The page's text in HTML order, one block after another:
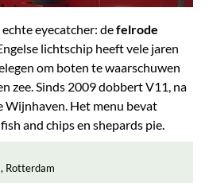
eyecatcher: defelrode
lichtschip heeft vele jaren
om boten te waarschuwen
zee. Sinds 2009 dobbert V11, na
Wijnhaven. Het menu bevat
and chips en shepards pie.
Rotterdam